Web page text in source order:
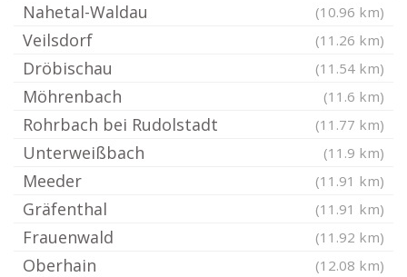
Nahetal-Waldau (10.96 km)
Veilsdorf (11.26 km)
Dröbischau (11.54 km)
Möhrenbach (11.6 km)
Rohrbach bei Rudolstadt (11.77 km)
Unterweißbach (11.9 km)
Meeder (11.91 km)
Gräfenthal (11.91 km)
Frauenwald (11.92 km)
Oberhain (12.08 km)